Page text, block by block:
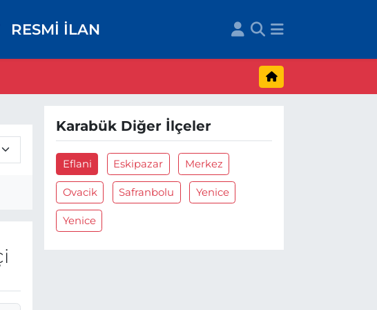
RESMİ İLAN
Karabük Diğer İlçeler
Eflani Eskipazar Merkez
Ovacik Safranbolu Yenice
Yenice